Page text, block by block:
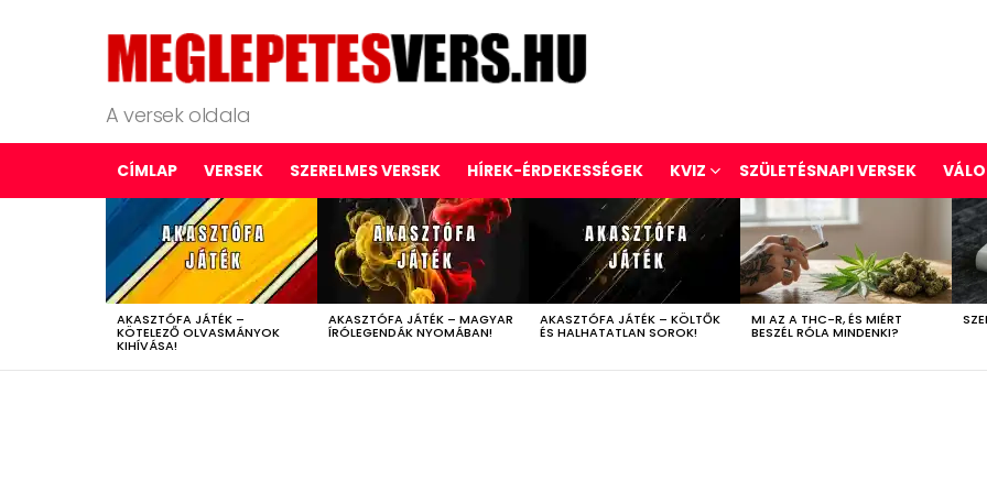
A versek oldala
CÍMLAP VERSEK SZERELMES VERSEK HÍREK-ÉRDEKESSÉGEK KVIZ SZÜLETÉSNAPI VERSEK
LATEST
STORIES
AKASZTÓFA JÁTÉK –
KÖTELEZŐ OLVASMÁNYOK
KIHÍVÁSA!
AKASZTÓFA JÁTÉK – MAGYAR
ÍRÓLEGENDÁK NYOMÁBAN!
AKASZTÓFA JÁTÉK – KÖLTŐK
ÉS HALHATATLAN SOROK!
MI AZ A THC-R, ÉS MIÉRT
BESZÉL RÓLA MINDENKI?